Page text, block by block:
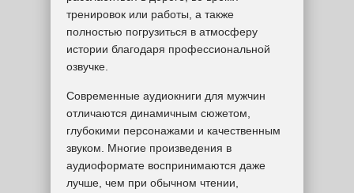
тренировок или работы, а также
полностью погрузиться в атмосферу
истории благодаря профессиональной
озвучке.
Современные аудиокниги для мужчин
отличаются динамичным сюжетом,
глубокими персонажами и качественным
звуком. Многие произведения в
аудиоформате воспринимаются даже
лучше, чем при обычном чтении,